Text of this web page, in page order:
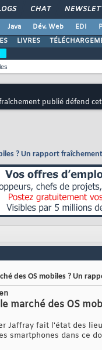
CHAT
Java Dév. Web EDI
LIVRES
publié défend
? Un rapport
des OS mobiles ? Un
marché des OS
Jaffray fait l'état des
smartphones dans ce